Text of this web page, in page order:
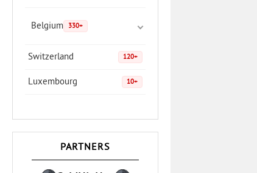
Belgium 330+
Switzerland 120+
Luxembourg 10+
PARTNERS